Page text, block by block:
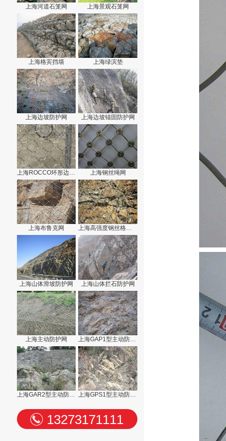
上海河道石笼网 上海景观石笼网
上海格宾挡墙 上海绿滨垫
上海边坡防护网 上海边坡锚固防护网
上海ROCCO环形边坡防护网 上海钢丝绳网
上海布鲁克网 上海高强度钢丝格栅网
上海山体滑坡防护网 上海山体拦石防护网
上海主动防护网
上海GAR2型主动防护网 上海GPS1型主动防护网
13273171111